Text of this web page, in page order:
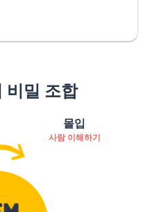
비밀 조합
몰입
사람 이해하기